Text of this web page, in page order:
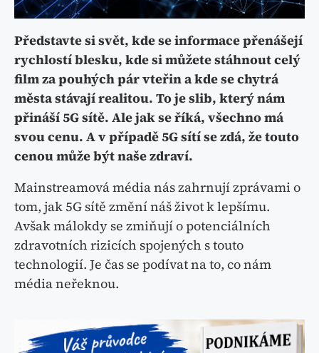
Představte si svět, kde se informace přenášejí
rychlostí blesku, kde si můžete stáhnout celý
film za pouhých pár vteřin a kde se chytrá
města stávají realitou. To je slib, který nám
přináší 5G sítě. Ale jak se říká, všechno má
svou cenu. A v případě 5G sítí se zdá, že touto
cenou může být naše zdraví.
Mainstreamová média nás zahrnují zprávami o
tom, jak 5G sítě změní náš život k lepšímu.
Avšak málokdy se zmiňují o potenciálních
zdravotních rizicích spojených s touto
technologií. Je čas se podívat na to, co nám
média neřeknou.